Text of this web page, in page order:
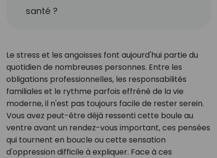
santé ?
Le stress et les angoisses font aujourd'hui partie du
quotidien de nombreuses personnes. Entre les
obligations professionnelles, les responsabilités
familiales et le rythme parfois effréné de la vie
moderne, il n'est pas toujours facile de rester serein.
Vous avez peut-être déjà ressenti cette boule au
ventre avant un rendez-vous important, ces pensées
qui tournent en boucle ou cette sensation
d'oppression difficile à expliquer. Face à ces